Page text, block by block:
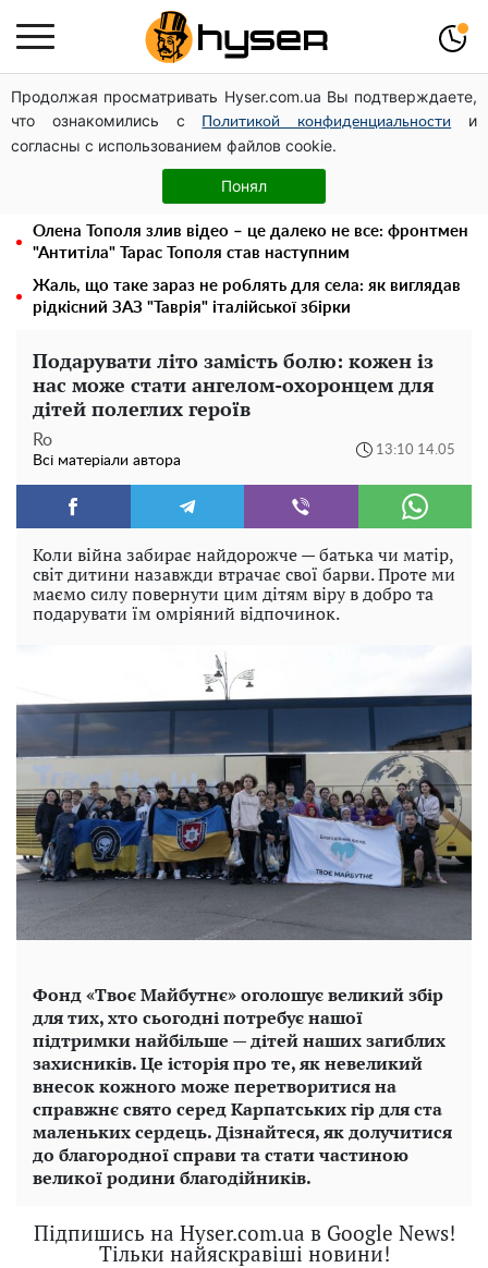
Продолжая просматривать Hyser.com.ua Вы подтверждаете,
что ознакомились с
Политикой конфиденциальности
и
согласны с использованием файлов cookie.
Понял
Українська авіатранспортна асоціація звернулася до
Мінфіну із закликом уніфікувати оподаткування
авіалізингу
Місяць без світла, лютий холод та комунальні платежі
на тисячі гривень: народ "ламають" у відключення
Олена Тополя злив відео – це далеко не все: фронтмен
"Антитіла" Тарас Тополя став наступним
Жаль, що таке зараз не роблять для села: як виглядав
рідкісний ЗАЗ "Таврія" італійської збірки
Подарувати літо замість болю: кожен із
нас може стати ангелом-охоронцем для
дітей полеглих героїв
Ro
Всі матеріали автора
13:10 14.05
Коли війна забирає найдорожче — батька чи матір,
світ дитини назавжди втрачає свої барви. Проте ми
маємо силу повернути цим дітям віру в добро та
подарувати їм омріяний відпочинок.
Фонд «Твоє Майбутнє» оголошує великий збір
для тих, хто сьогодні потребує нашої
підтримки найбільше — дітей наших загиблих
захисників. Це історія про те, як невеликий
внесок кожного може перетворитися на
справжнє свято серед Карпатських гір для ста
маленьких сердець. Дізнайтеся, як долучитися
до благородної справи та стати частиною
великої родини благодійників.
Підпишись на Hyser.com.ua в Google News!
Тільки найяскравіші новини!